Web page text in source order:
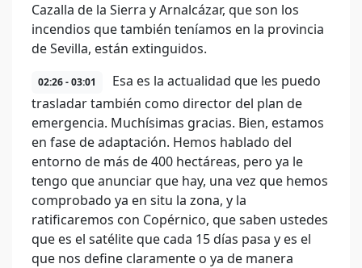
Cazalla de la Sierra y Arnalcázar, que son los
incendios que también teníamos en la provincia
de Sevilla, están extinguidos.
02:26 - 03:01
Esa es la actualidad que les puedo
trasladar también como director del plan de
emergencia. Muchísimas gracias. Bien, estamos
en fase de adaptación. Hemos hablado del
entorno de más de 400 hectáreas, pero ya le
tengo que anunciar que hay, una vez que hemos
comprobado ya en situ la zona, y la
ratificaremos con Copérnico, que saben ustedes
que es el satélite que cada 15 días pasa y es el
que nos define claramente o ya de manera